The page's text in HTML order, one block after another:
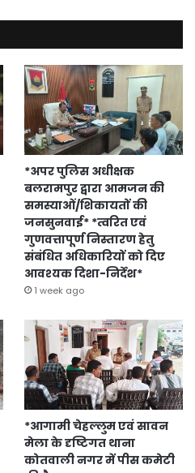
*अपर पुलिस अधीक्षक
बलरामपुर द्वारा आमजन की
समस्याओं/शिकायतों की
जनसुनवाई* *त्वरित एवं
गुणवत्तापूर्ण निस्तारण हेतु
संबंधित अधिकारियों को दिए
आवश्यक दिशा-निर्देश*
1 week ago
*आगामी चेहल्लुम एवं सावन
मेला के दृष्टिगत थाना
कोतवाली नगर में पीस कमेटी